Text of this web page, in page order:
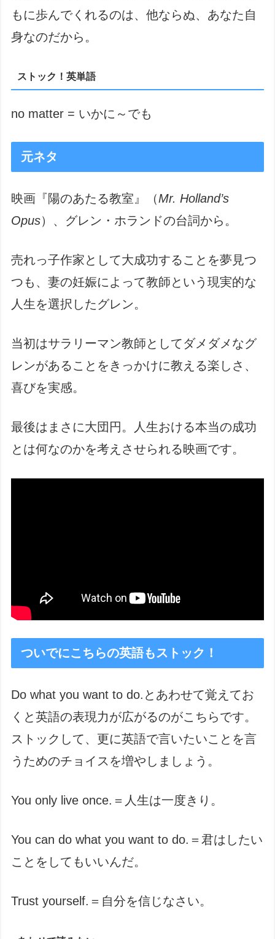
もに歩んでくれるのは、他ならぬ、あなた自
身なのだから。
ストック！英単語
no matter = いかに～でも
元ネタ
映画『陽のあたる教室』（Mr. Holland’s
Opus）、グレン・ホランドの台詞から。
売れっ子作家として大成功することを夢見つ
つも、妻の妊娠によって教師という現実的な
人生を選択したグレン。
当初はサラリーマン教師としてダメダメなグ
レンがあることをきっかけに教える楽しさ、
喜びを実感。
最後はまさに大団円。人生おける本当の成功
とは何なのかを考えさせられる映画です。
ついでにこちらの英語もストック！
Do what you want to do.とあわせて覚えてお
くと英語の表現力が広がるのがこちらです。
ストックして、更に英語で言いたいことを言
うためのチョイスを増やしましょう。
You only live once.＝人生は一度きり。
You can do what you want to do.＝君はしたい
ことをしてもいいんだ。
Trust yourself.＝自分を信じなさい。